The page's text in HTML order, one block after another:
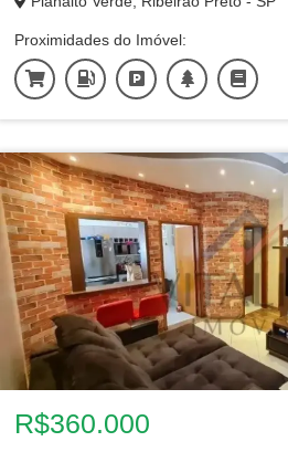
Proximidades do Imóvel:
R$360.000